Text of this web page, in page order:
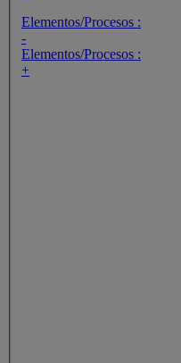
Elementos/Procesos :
-
Elementos/Procesos :
+